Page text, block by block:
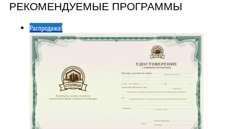
РЕКОМЕНДУЕМЫЕ ПРОГРАММЫ
Распродажа!